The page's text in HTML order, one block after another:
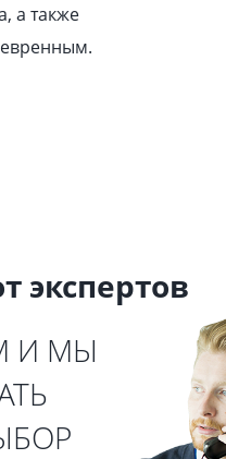
а также
экспертов
И МЫ